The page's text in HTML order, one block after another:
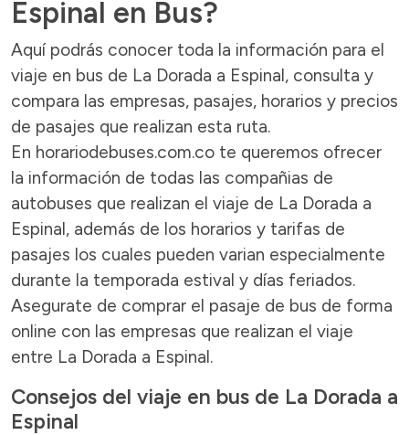
Espinal en Bus?
Aquí podrás conocer toda la información para el
viaje en bus de La Dorada a Espinal, consulta y
compara las empresas, pasajes, horarios y precios
de pasajes que realizan esta ruta.
En horariodebuses.com.co te queremos ofrecer
la información de todas las compañias de
autobuses que realizan el viaje de La Dorada a
Espinal, además de los horarios y tarifas de
pasajes los cuales pueden varian especialmente
durante la temporada estival y días feriados.
Asegurate de comprar el pasaje de bus de forma
online con las empresas que realizan el viaje
entre La Dorada a Espinal.
Consejos del viaje en bus de La Dorada a
Espinal